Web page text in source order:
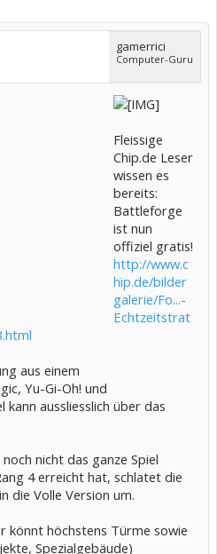
gamerrici
Computer-Guru
Fleissige
Chip.de Leser
wissen es
bereits:
Battleforge
ist nun
offiziel gratis!
http://www.c
hip.de/bilder
galerie/Fo...-
Echtzeitstrat
aus einem
Yu-Gi-Oh! und
aussliesslich über das
nicht das ganze Spiel
4 erreicht hat, schlatet die
die Volle Version um.
könnt höchstens Türme sowie
Spezialgebäude)